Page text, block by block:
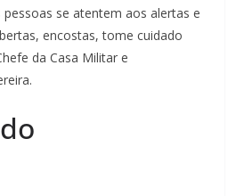
se atentem aos alertas e
encostas, tome cuidado
da Casa Militar e